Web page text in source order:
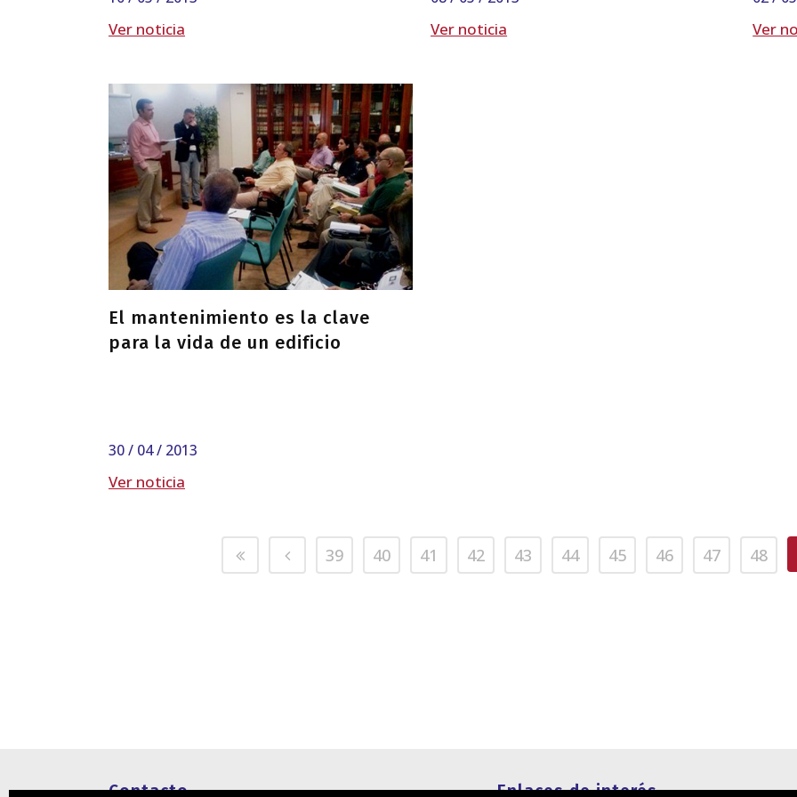
Ver noticia Ver noticia Ver
El mantenimiento es la clave
para la vida de un edificio
30 / 04 / 2013
Ver noticia
39 40 41 42 43 44 45 46 47 48
Contacto Enlaces de interés